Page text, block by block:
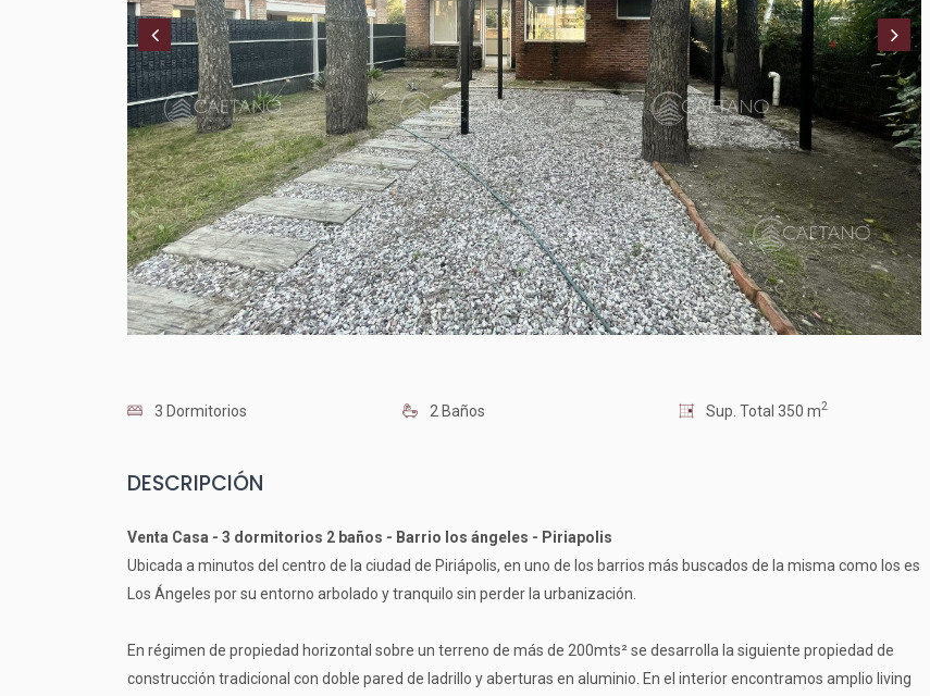
3 Dormitorios 2 Baños Sup. Total 350 m2
DESCRIPCIÓN
Venta Casa - 3 dormitorios 2 baños - Barrio los ángeles - Piriapolis
Ubicada a minutos del centro de la ciudad de Piriápolis, en uno de los barrios más buscados de la misma como los es
Los Ángeles por su entorno arbolado y tranquilo sin perder la urbanización.
En régimen de propiedad horizontal sobre un terreno de más de 200mts² se desarrolla la siguiente propiedad de
construcción tradicional con doble pared de ladrillo y aberturas en aluminio. En el interior encontramos amplio living